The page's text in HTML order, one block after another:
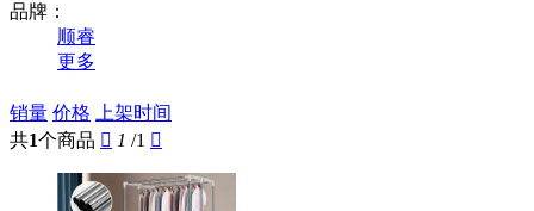
品牌：
顺睿
更多
销量 价格 上架时间
共1个商品  1 /1 